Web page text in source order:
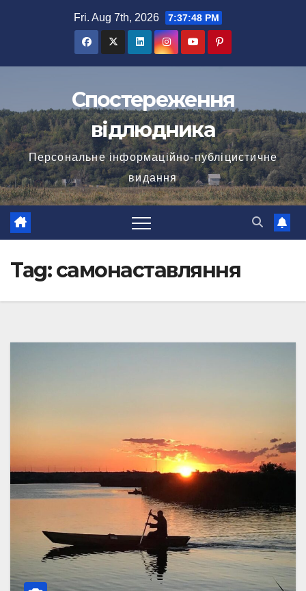
Fri. Aug 7th, 2026 7:37:48 PM
Спостереження
відлюдника
Персональне інформаційно-публіцистичне
видання
Tag:самонаставляння